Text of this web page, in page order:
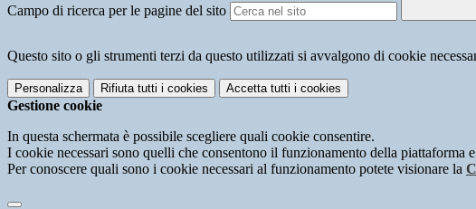
Campo di ricerca per le pagine del sito
Questo sito o gli strumenti terzi da questo utilizzati si avvalgono di cookie
Personalizza Rifiuta tutti i cookies Accetta tutti i cookies
Gestione cookie
In questa schermata è possibile scegliere quali cookie consentire.
I cookie necessari sono quelli che consentono il funzionamento della piattaforma
Per conoscere quali sono i cookie necessari al funzionamento potete visionare la